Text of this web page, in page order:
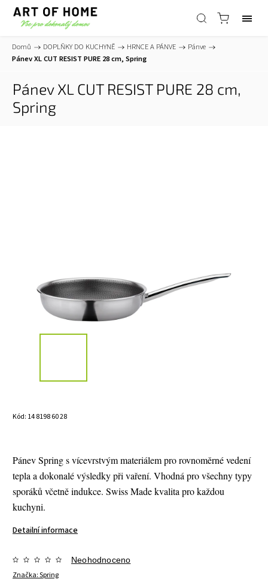
Domů / DOPLŇKY DO KUCHYNĚ / HRNCE A PÁNVE / Pánve /
Pánev XL CUT RESIST PURE 28 cm, Spring
Pánev XL CUT RESIST PURE 28 cm,
Spring
Kód: 14 8198 60 28
Pánev Spring s vícevrstvým materiálem pro rovnoměrné vedení
tepla a dokonalé výsledky při vaření. Vhodná pro všechny typy
sporáků včetně indukce. Swiss Made kvalita pro každou
kuchyni.
Detailní informace
Značka:Spring
Neohodnoceno